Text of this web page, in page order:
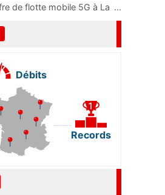
de flotte mobile 5G à La ...
Débits
Records